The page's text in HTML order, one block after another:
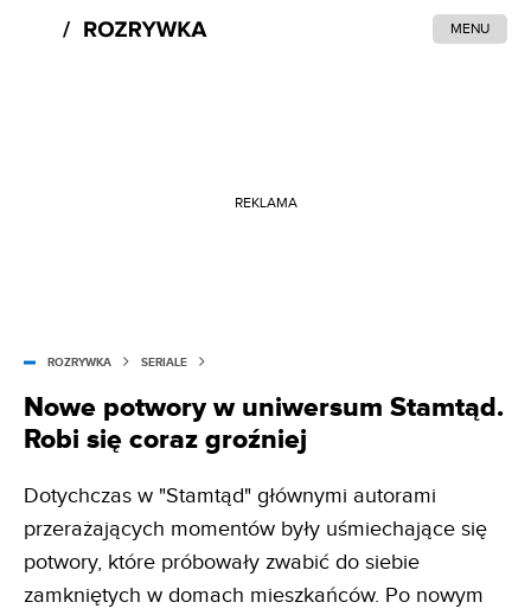
MENU
REKLAMA
ROZRYWKA SERIALE
Nowe potwory w uniwersum Stamtąd.
Robi się coraz groźniej
Dotychczas w "Stamtąd" głównymi autorami
przerażających momentów były uśmiechające się
potwory, które próbowały zwabić do siebie
zamkniętych w domach mieszkańców. Po nowym